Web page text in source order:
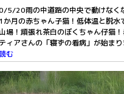
5/20雨の中道路の中央で動けなく
か月の赤ちゃん子猫！低体温と脱水
場！頑張れ茶白のぼくちゃん仔猫
ィアさんの「寝ずの看病」が始まり
む